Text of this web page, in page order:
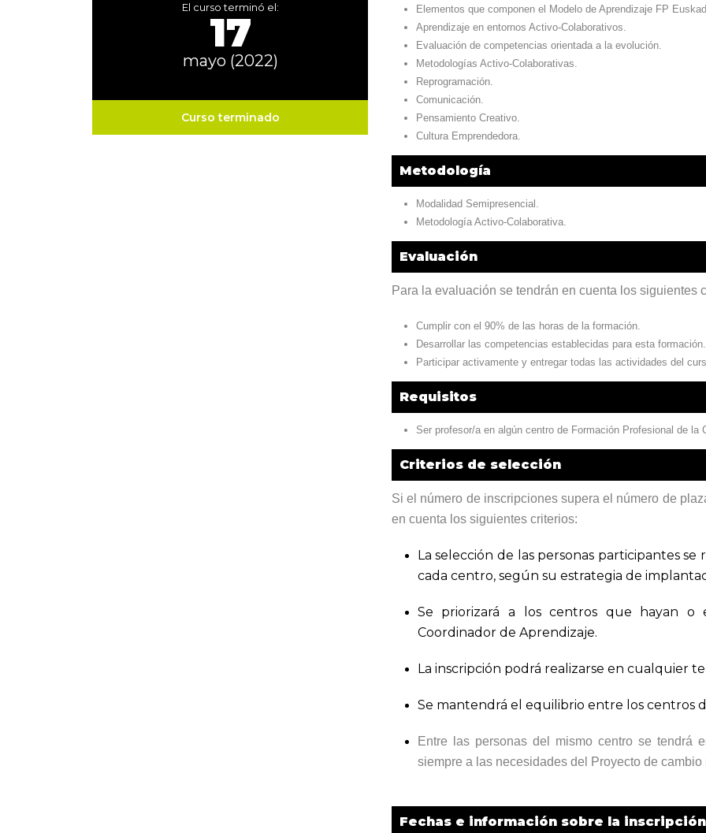
El curso terminó el:
17
mayo (2022)
Curso terminado
Elementos que componen el Modelo de Aprendizaje FP
Aprendizaje en entornos Activo-Colaborativos.
Evaluación de competencias orientada a la evolución.
Metodologías Activo-Colaborativas.
Reprogramación.
Comunicación.
Pensamiento Creativo.
Cultura Emprendedora.
Metodología
Modalidad Semipresencial.
Metodología Activo-Colaborativa.
Evaluación
Para la evaluación se tendrán en cuenta los siguientes
Cumplir con el 90% de las horas de la formación.
Desarrollar las competencias establecidas para esta formación.
Participar activamente y entregar todas las actividades del
Requisitos
Ser profesor/a en algún centro de Formación Profesional de la
Criterios de selección
Si el número de inscripciones supera el número de
en cuenta los siguientes criterios:
La selección de las personas participantes
cada centro, según su estrategia de
Se priorizará a los centros que hayan o
Coordinador de Aprendizaje.
La inscripción podrá realizarse en cualquier
Se mantendrá el equilibrio entre los centros
Entre las personas del mismo centro se tendrá
siempre a las necesidades del Proyecto de
Fechas e información sobre la inscripción